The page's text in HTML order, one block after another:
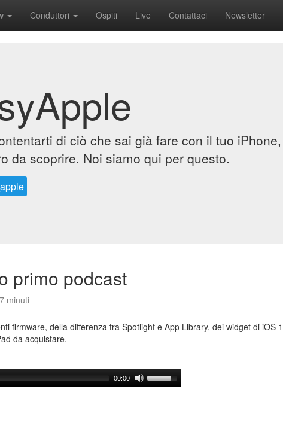
Conduttori Ospiti Live Contattaci Newsletter
di ciò che sai già fare con il tuo
da scoprire. Noi siamo qui per questo.
primo podcast
minuti
firmware, della differenza tra Spotlight e App Library, dei widget di iOS
da acquistare.
00:00